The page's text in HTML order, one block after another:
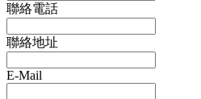
聯絡電話
聯絡地址
E-Mail